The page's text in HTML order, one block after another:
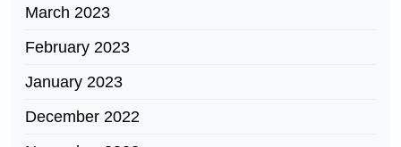
March 2023
February 2023
January 2023
December 2022